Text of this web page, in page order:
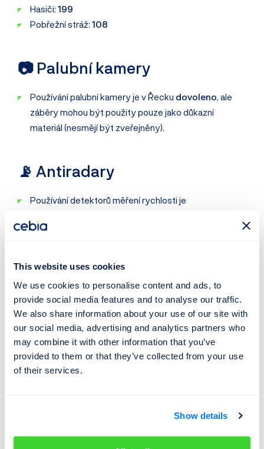
This website uses cookies
We use cookies to personalise content and ads, to
provide social media features and to analyse our traffic.
We also share information about your use of our site with
our social media, advertising and analytics partners who
may combine it with other information that you’ve
provided to them or that they’ve collected from your use
of their services.
Show details
Hasiči: 199
Pobřežní stráž: 108
📷 Palubní kamery
Používání palubní kamery je v Řecku dovoleno, ale
záběry mohou být použity pouze jako důkazní
materiál (nesmějí být zveřejněny).
📡 Antiradary
Používání detektorů měření rychlosti je
⚠️ Pokuty v Řecku
Finanční postihy za nedodržování silničních pravidel jsou
v Řecku velmi vysoké. Za vážné přestupky v oblasti
dopravy pak může řidiči zabaven řidičský průkaz.
minimálně 200 EUR
odebrání řidičského průkazu)
od 350 EUR